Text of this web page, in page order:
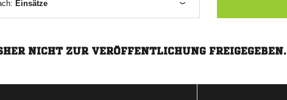
Einsätze
NICHT ZUR VERÖFFENTLICHUNG FREIGEGEBEN.